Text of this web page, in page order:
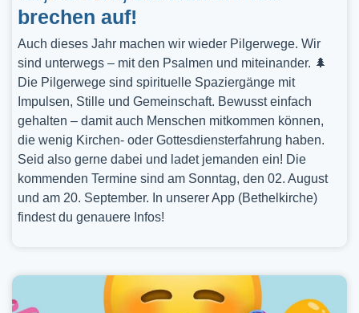
brechen auf!
Auch dieses Jahr machen wir wieder Pilgerwege. Wir
sind unterwegs – mit den Psalmen und miteinander. 🌲
Die Pilgerwege sind spirituelle Spaziergänge mit
Impulsen, Stille und Gemeinschaft. Bewusst einfach
gehalten – damit auch Menschen mitkommen können,
die wenig Kirchen- oder Gottesdiensterfahrung haben.
Seid also gerne dabei und ladet jemanden ein! Die
kommenden Termine sind am Sonntag, den 02. August
und am 20. September. In unserer App (Bethelkirche)
findest du genauere Infos!